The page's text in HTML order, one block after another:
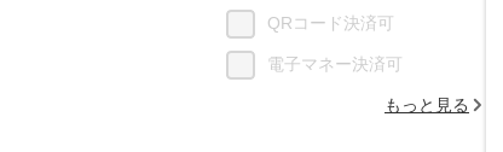
QRコード決済可
電子マネー決済可
もっと見る